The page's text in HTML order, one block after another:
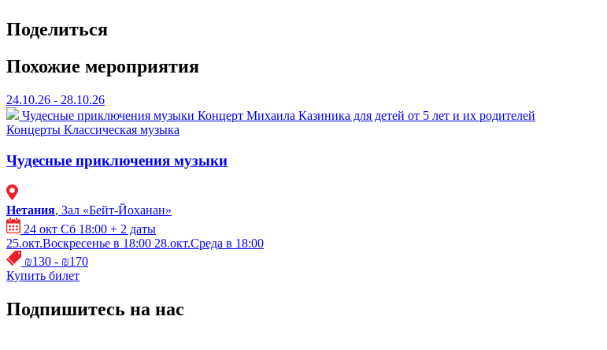
Поделиться
Похожие мероприятия
24.10.26 - 28.10.26
Чудесные приключения музыки Концерт Михаила Казиника для детей от 5 лет и их родителей
Концерты Классическая музыка
Чудесные приключения музыки
Нетания, Зал «Бейт-Йоханан»
24 окт Сб 18:00 + 2 даты
25.окт.Воскресенье в 18:00 28.окт.Среда в 18:00
₪130 - ₪170
Купить билет
Подпишитесь на нас